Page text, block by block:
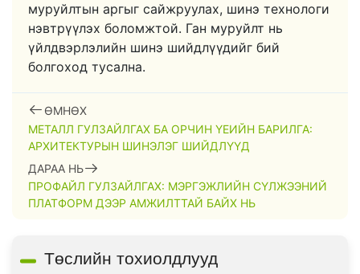
муруйлтын аргыг сайжруулах, шинэ технологи
нэвтрүүлэх боломжтой. Ган муруйлт нь
үйлдвэрлэлийн шинэ шийдлүүдийг бий
болгоход тусална.
ӨМНӨХ
МЕТАЛЛ ГУЛЗАЙЛГАХ БА ОРЧИН ҮЕИЙН БАРИЛГА:
АРХИТЕКТУРЫН ШИНЭЛЭГ ШИЙДЛҮҮД
ДАРАА НЬ
ПРОФАЙЛ ГУЛЗАЙЛГАХ: МЭРГЭЖЛИЙН СҮЛЖЭЭНИЙ
ПЛАТФОРМ ДЭЭР АМЖИЛТТАЙ БАЙХ НЬ
Төслийн тохиолдлууд